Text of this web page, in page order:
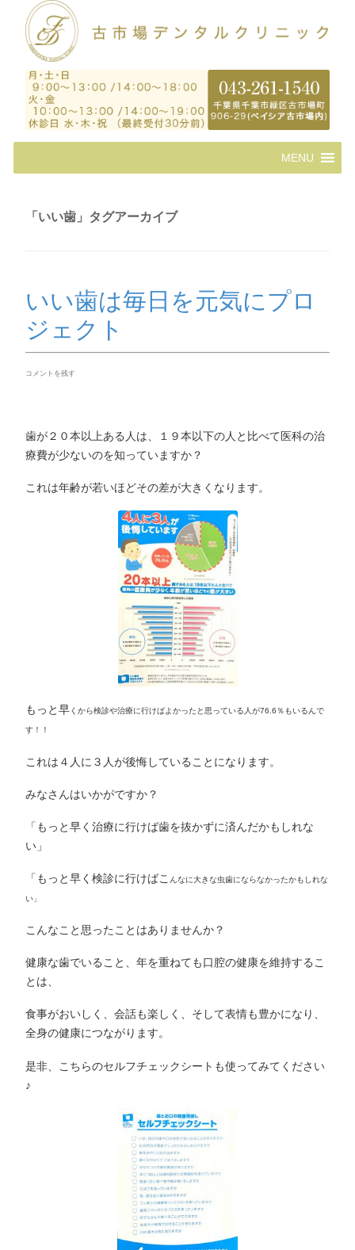
ツ
プ
MENU
「 いい歯 」タグアーカイブ
いい歯は毎日を元気にプロ
ジェクト
コメントを残す
歯が２０本以上ある人は、１９本以下の人と比べて医科の治
療費が少ないのを知っていますか？
これは年齢が若いほどその差が大きくなります。
もっと早くから検診や治療に行けばよかったと思っている人が76.6％もいるんで
す！！
これは４人に３人が後悔していることになります。
みなさんはいかがですか？
「もっと早く治療に行けば歯を抜かずに済んだかもしれな
い」
「もっと早く検診に行けばこ んなに大きな虫歯にならなかったかもしれな
い」
こんなこと思ったことはありませんか？
健康な歯でいること、年を重ねても口腔の健康を維持するこ
とは、
食事がおいしく、会話も楽しく、そして表情も豊かになり、
全身の健康につながります。
是非、こちらのセルフチェックシートも使ってみてください
♪